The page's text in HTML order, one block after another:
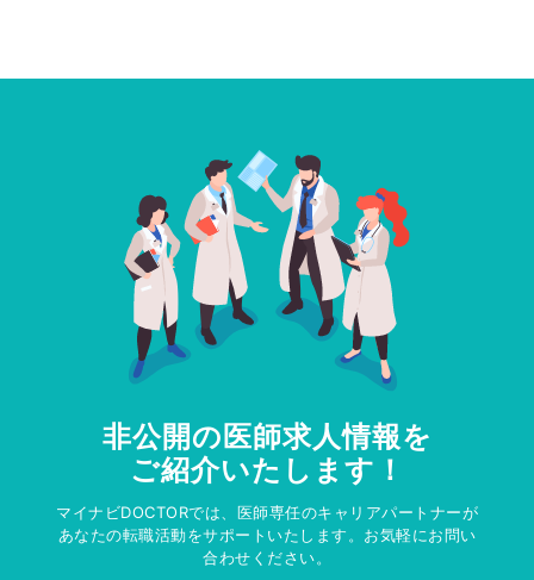
非公開の医師求人情報を
ご紹介いたします！
マイナビDOCTORでは、医師専任のキャリアパートナーが
あなたの転職活動をサポートいたします。お気軽にお問い
合わせください。